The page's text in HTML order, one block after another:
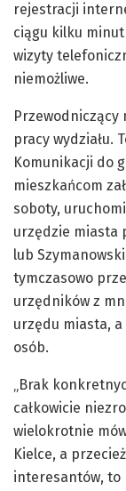
rejestracji
ciągu kilku
wizyty
niemożliwe.
Przewodniczący
pracy wydziału.
Komunikacji do
mieszkańcom
soboty,
urzędzie miasta
lub
tymczasowo
urzędników z
urzędu miasta,
osób.
„Brak
całkowicie
wielokrotnie
Kielce, a
interesantów, to